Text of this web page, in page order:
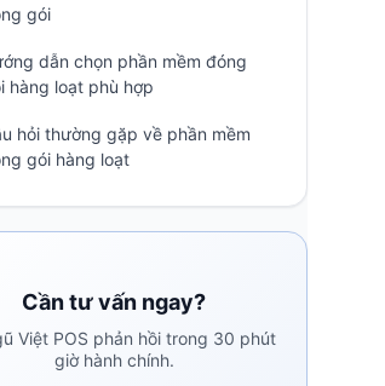
gói
dẫn chọn phần mềm đóng
hàng loạt phù hợp
hỏi thường gặp về phần mềm
gói hàng loạt
Cần tư vấn ngay?
Việt POS phản hồi trong 30 phút
giờ hành chính.